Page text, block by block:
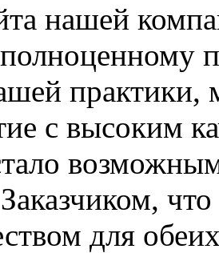
нашей
практики,
с высоким
для